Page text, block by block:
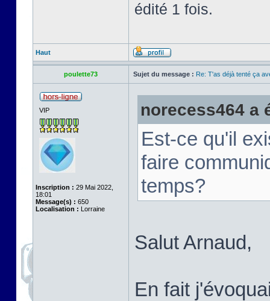
édité 1 fois.
Haut
poulette73 Sujet du message : Re: T'as déjà tenté ça
VIP
Inscription : 29 Mai 2022,
18:01
Message(s) : 650
Localisation : Lorraine
norecess464 a
Est-ce qu'il
faire
temps?
Salut Arnaud,
En fait